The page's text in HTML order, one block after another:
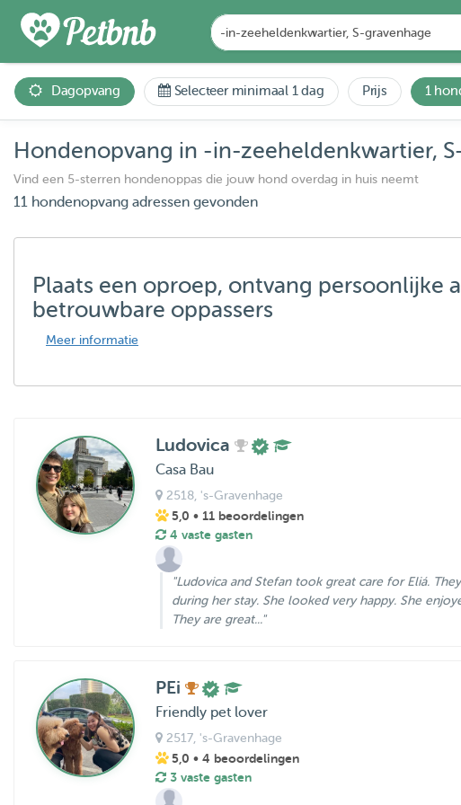
Dagopvang Selecteer minimaal 1 dag Prijs 1
Hondenopvang in -in-zeeheldenkwartier,
Vind een 5-sterren hondenoppas die jouw hond overdag in huis neemt
11 hondenopvang adressen gevonden
Plaats een oproep, ontvang persoonlijke
betrouwbare oppassers
Meer informatie
Ludovica
Casa Bau
2518, 's-Gravenhage
5,0 • 11 beoordelingen
4 vaste gasten
"Ludovica and Stefan took great care for Eliá.
during her stay. She looked very happy. She
They are great..."
PEi
Friendly pet lover
2517, 's-Gravenhage
5,0 • 4 beoordelingen
3 vaste gasten